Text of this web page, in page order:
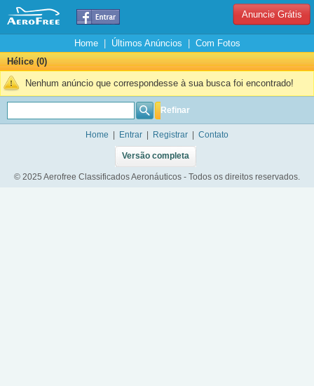
Anuncie Grátis
Home| Últimos Anúncios
Com Fotos
Hélice (0)
Nenhum anúncio que correspondesse à sua busca foi encontrado!
Refinar
Home Entrar Registrar Contato
Versão completa
© 2025 Aerofree Classificados Aeronáuticos - Todos os direitos reservados.